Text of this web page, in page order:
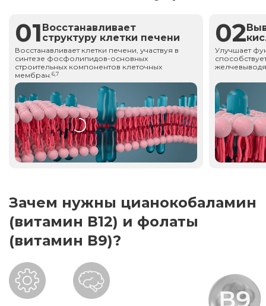
01 Восстанавливает
структуру клетки печени
Восстанавливает клетки печени, участвуя в
синтезе фосфолипидов-основных
строительных компонентов клеточных
мембран.6,7
02
Улучшает
Зачем нужны цианокобаламин
(витамин В12) и фолаты
(витамин В9)?